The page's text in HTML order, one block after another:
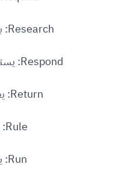
Research: بحث/ يبحث
Respond: يستجيب/ يردّ على
Return: يعود/ يرجع
Rule: يحكم
Run: يركض